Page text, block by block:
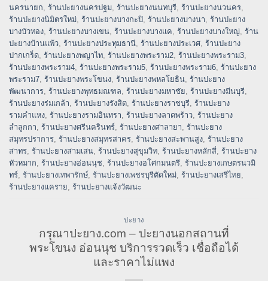
นครนายก, ร้านปะยางนครปฐม, ร้านปะยางนนทบุรี, ร้านปะยางนวนคร,
ร้านปะยางนิมิตรใหม่, ร้านปะยางบางกะปิ, ร้านปะยางบางนา, ร้านปะยาง
บางบัวทอง, ร้านปะยางบางเขน, ร้านปะยางบางแค, ร้านปะยางบางใหญ่, ร้าน
ปะยางบ้านแพ้ว, ร้านปะยางประทุมธานี, ร้านปะยางประเวศ, ร้านปะยาง
ปากเกร็ด, ร้านปะยางพญาไท, ร้านปะยางพระราม2, ร้านปะยางพระราม3,
ร้านปะยางพระราม4, ร้านปะยางพระราม5, ร้านปะยางพระราม6, ร้านปะยาง
พระราม7, ร้านปะยางพระโขนง, ร้านปะยางพหลโยธิน, ร้านปะยาง
พัฒนาการ, ร้านปะยางพุทธมณฑล, ร้านปะยางมหาชัย, ร้านปะยางมีนบุรี,
ร้านปะยางร่มเกล้า, ร้านปะยางรังสิต, ร้านปะยางราชบุรี, ร้านปะยาง
รามคำแหง, ร้านปะยางรามอินทรา, ร้านปะยางลาดพร้าว, ร้านปะยาง
ลำลูกกา, ร้านปะยางศรีนครินทร์, ร้านปะยางศาลายา, ร้านปะยาง
สมุทรปราการ, ร้านปะยางสมุทรสาคร, ร้านปะยางสะพานสูง, ร้านปะยาง
สาทร, ร้านปะยางสามเสน, ร้านปะยางสุขุมวิท, ร้านปะยางหลักสี่, ร้านปะยาง
หัวหมาก, ร้านปะยางอ่อนนุช, ร้านปะยางอโศกมนตรี, ร้านปะยางเกษตรนวมิ
ทร์, ร้านปะยางเทพารักษ์, ร้านปะยางเพชรบุรีตัดใหม่, ร้านปะยางเสรีไทย,
ร้านปะยางแคราย, ร้านปะยางแจ้งวัฒนะ
ปะยาง
กรุณาปะยาง.com – ปะยางนอกสถานที่
พระโขนง อ่อนนุช บริการรวดเร็ว เชื่อถือได้
และราคาไม่แพง